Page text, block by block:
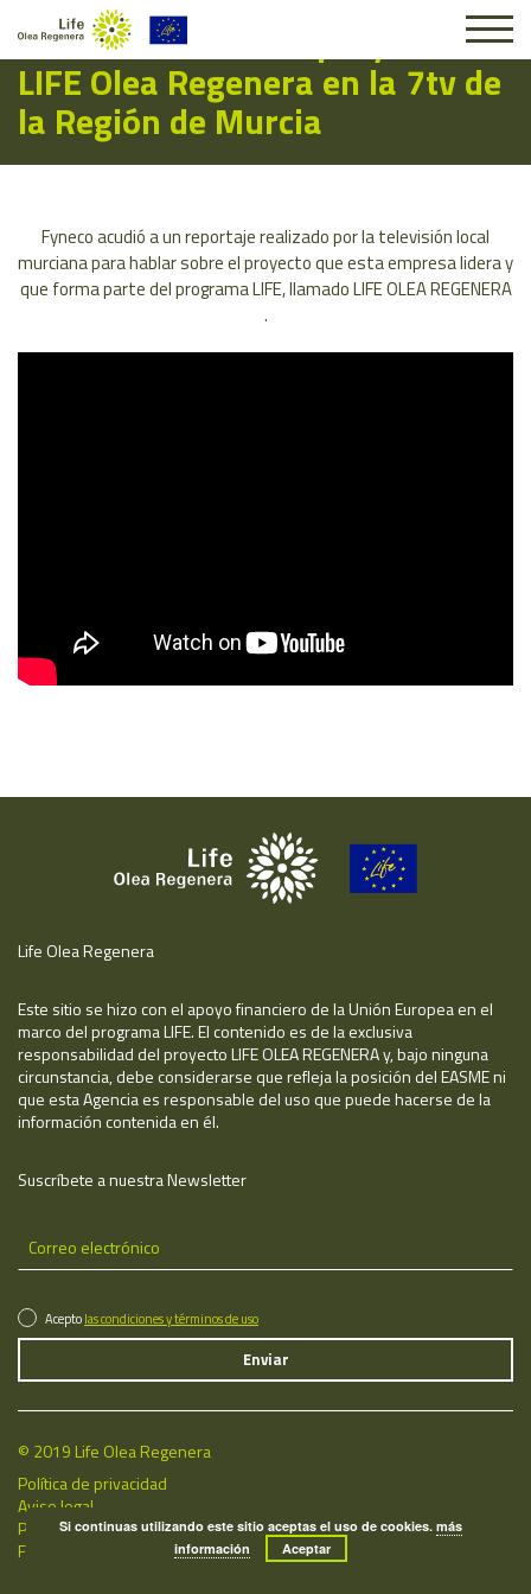
Entrevista sobre el proyecto
LIFE Olea Regenera en la 7tv de
la Región de Murcia
Fyneco acudió a un reportaje realizado por la televisión local
murciana para hablar sobre el proyecto que esta empresa lidera y
que forma parte del programa LIFE, llamado LIFE OLEA REGENERA
.
Life Olea Regenera
Este sitio se hizo con el apoyo financiero de la Unión Europea en el
marco del programa LIFE. El contenido es de la exclusiva
responsabilidad del proyecto LIFE OLEA REGENERA y, bajo ninguna
circunstancia, debe considerarse que refleja la posición del EASME ni
que esta Agencia es responsable del uso que puede hacerse de la
información contenida en él.
Suscríbete a nuestra Newsletter
Aceptolas condiciones y términos de uso
© 2019 Life Olea Regenera
Política de privacidad
Aviso legal
Política de cookies
Fecha de última actualización: 08/08/2026
Si continuas utilizando este sitio aceptas el uso de cookies.más
información
Aceptar